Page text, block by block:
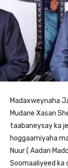
Madaxweynaha
Mudane Xasan
taabaneysay ka
hoggaamiyaha
Nuur ( Aadan
Soomaaliyeed ka